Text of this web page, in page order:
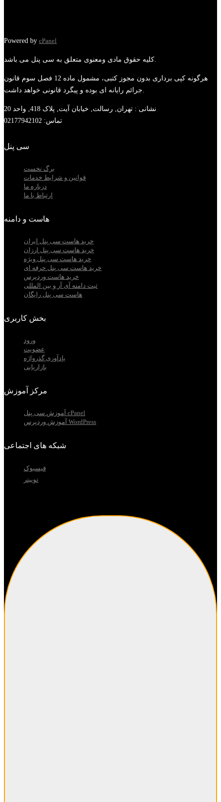
Powered by cPanel
کلیه حقوق مادی ومعنوی متعلق به سی پنل می باشد.
هرگونه کپی برداری بدون مجوز کتبی، مشمول ماده 12 فصل سوم قانون
جرائم رایانه ای بوده و پیگرد قانونی خواهد داشت.
نشانی : تهران, رسالت, خیابان آیت, پلاک 418, واحد 20
تماس:
سی پنل
برگ نخست
قوانین و شرایط خدمات
درباره ما
ارتباط با ما
هاست و دامنه
خرید هاست سی پنل ایران
خرید هاست سی پنل ارزان
خرید هاست سی پنل ویژه
خرید هاست سی پنل حرفه ای
خرید هاست وردپرس
ثبت دامنه آی آر و بین المللی
هاست سی پنل رایگان
بخش کاربری
ورود
عضویت
یادآوری گذرواژه
بازاریابی
مرکز آموزش
آموزش سی پنل cPanel
آموزش وردپرس WordPress
شبکه های اجتماعی
فیسبوک
توییتر